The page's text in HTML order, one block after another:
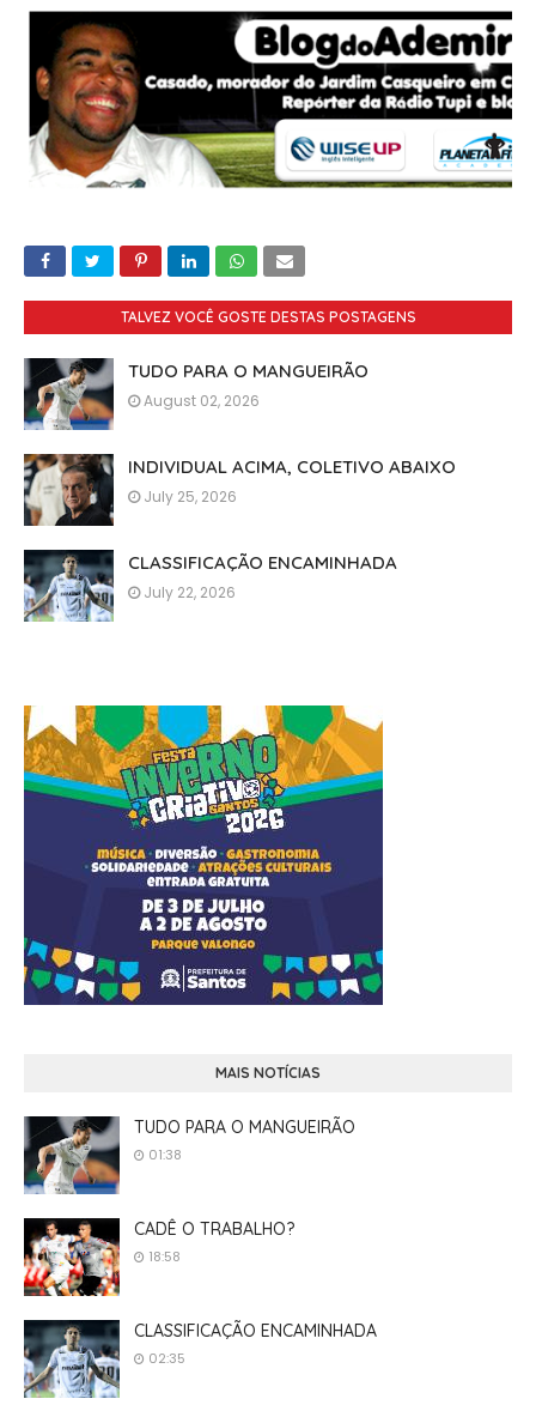
TALVEZ VOCÊ GOSTE DESTAS POSTAGENS
TUDO PARA O MANGUEIRÃO
August 02, 2026
INDIVIDUAL ACIMA, COLETIVO ABAIXO
July 25, 2026
CLASSIFICAÇÃO ENCAMINHADA
July 22, 2026
MAIS NOTÍCIAS
TUDO PARA O MANGUEIRÃO
01:38
CADÊ O TRABALHO?
18:58
CLASSIFICAÇÃO ENCAMINHADA
02:35